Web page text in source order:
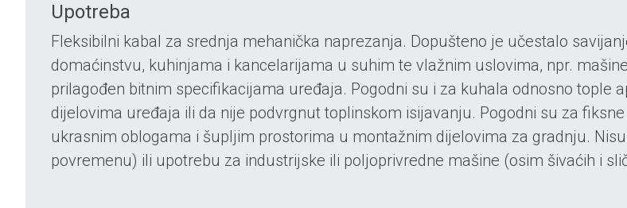
Upotreba
Fleksibilni kabal za srednja mehanička naprezanja. Dopušteno je učestalo
domaćinstvu, kuhinjama i kancelarijama u suhim te vlažnim uslovima, npr.
prilagođen bitnim specifikacijama uređaja. Pogodni su i za kuhala odnosno tople
dijelovima uređaja ili da nije podvrgnut toplinskom isijavanju. Pogodni su za
ukrasnim oblogama i šupljim prostorima u montažnim dijelovima za gradnju.
povremenu) ili upotrebu za industrijske ili poljoprivredne mašine (osim šivaćih i